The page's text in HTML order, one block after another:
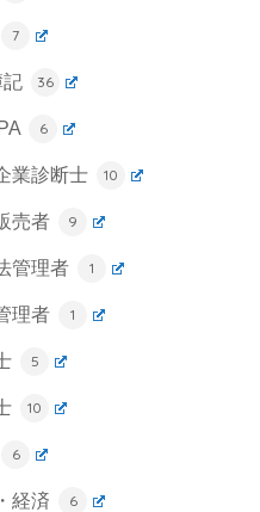
7
記 36
6
業診断士 10
売者 9
管理者 1
理者 1
5
10
6
経済 6